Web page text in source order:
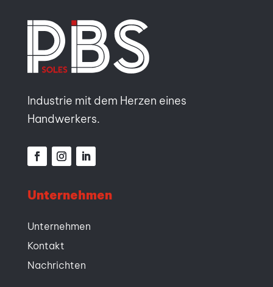
Industrie mit dem Herzen eines
Handwerkers.
Unternehmen
Unternehmen
Kontakt
Nachrichten